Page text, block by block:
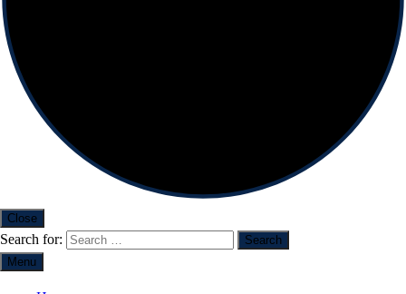
Close
Search for:
Menu